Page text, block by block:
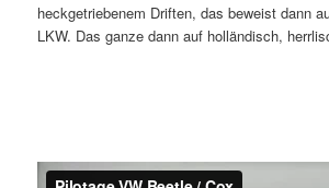
heckgetriebenem Driften, das beweist dann
LKW. Das ganze dann auf holländisch,